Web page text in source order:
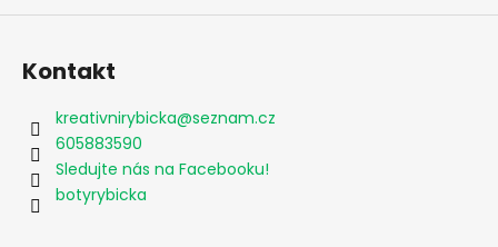
Kontakt
kreativnirybicka@seznam.cz
605883590
Sledujte nás na Facebooku!
botyrybicka